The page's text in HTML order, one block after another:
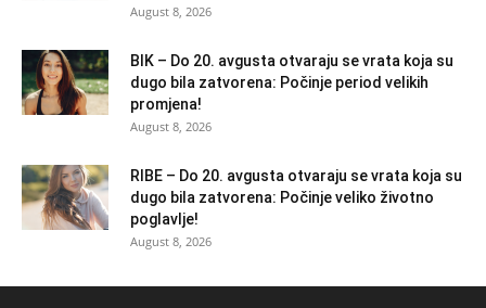
August 8, 2026
BIK – Do 20. avgusta otvaraju se vrata koja su
dugo bila zatvorena: Počinje period velikih
promjena!
August 8, 2026
RIBE – Do 20. avgusta otvaraju se vrata koja su
dugo bila zatvorena: Počinje veliko životno
poglavlje!
August 8, 2026